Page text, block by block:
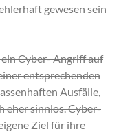
gewesen sein
Cyber- Angriff auf
entsprechenden
Ausfälle,
eher sinnlos. Cyber-
Ziel für ihre